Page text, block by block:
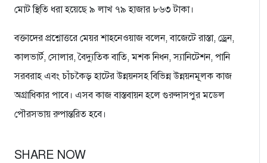
মোট স্থিতি ধরা হয়েছে ৯ লাখ ৭৯ হাজার ৮৬৩ টাকা।
বক্তাদের প্রশ্নোত্তরে মেয়র শাহনেওয়াজ বলেন, বাজেটে রাস্তা, ড্রেন,
কালভার্ট, সোলার, বৈদ্যুতিক বাতি, মশক নিধন, স্যানিটেশন, পানি
সরবরাহ এবং চাঁচকৈড় হাটের উন্নয়নসহ বিভিন্ন উন্নয়নমূলক কাজ
অগ্রাধিকার পাবে। এসব কাজ বাস্তবায়ন হলে গুরুদাসপুর মডেল
পৌরসভায় রুপান্তরিত হবে।
SHARE NOW